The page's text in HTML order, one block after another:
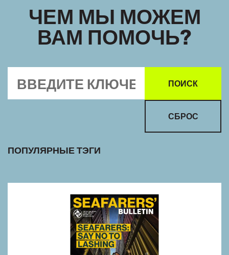
ЧЕМ МЫ МОЖЕМ
ВАМ ПОМОЧЬ?
ПОПУЛЯРНЫЕ ТЭГИ